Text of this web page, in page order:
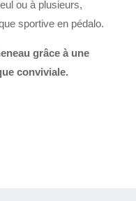
ou à plusieurs,
sportive en pédalo.
grâce à une
conviviale.